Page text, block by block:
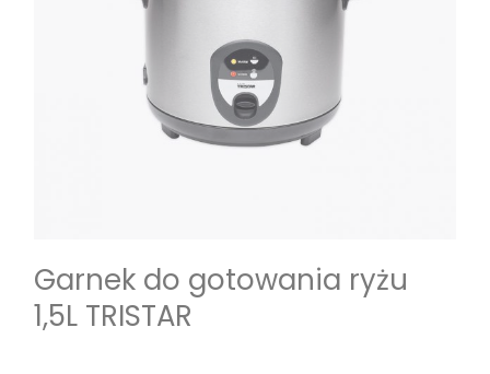
Garnek do gotowania ryżu
1,5L TRISTAR